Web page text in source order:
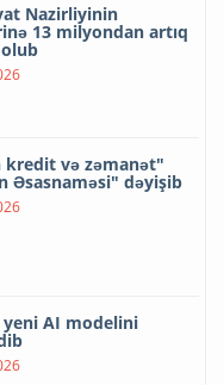
Nazirliyinin
13 milyondan artıq
kredit və zəmanət"
Əsasnaməsi" dəyişib
yeni AI modelini